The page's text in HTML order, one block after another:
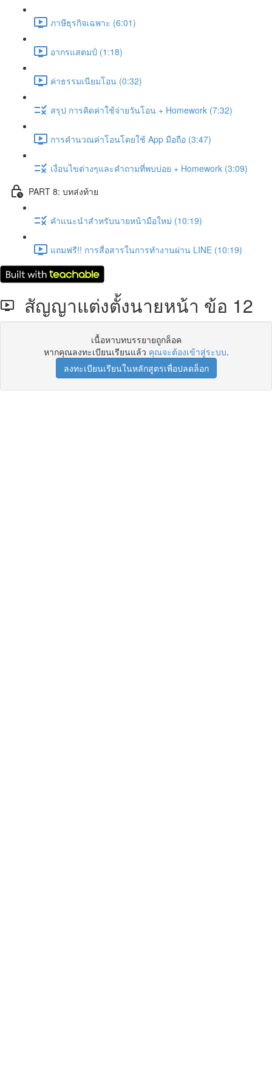
ภาษีธุรกิจเฉพาะ (6:01)
อากรแสตมป์ (1:18)
ค่าธรรมเนียมโอน (0:32)
สรุป การคิดค่าใช้จ่ายวันโอน + Homework (7:32)
การคำนวณค่าโอนโดยใช้ App มือถือ (3:47)
เงื่อนไขต่างๆและคำถามที่พบบ่อย + Homework (3:09)
PART 8: บทส่งท้าย
คำแนะนำสำหรับนายหน้ามือใหม่ (10:19)
แถมฟรี!! การสื่อสารในการทำงานผ่าน LINE (10:19)
สัญญาแต่งตั้งนายหน้า ข้อ 12
เนื้อหาบทบรรยายถูกล็อค
หากคุณลงทะเบียนเรียนแล้ว คุณจะต้องเข้าสู่ระบบ.
ลงทะเบียนเรียนในหลักสูตรเพื่อปลดล็อก